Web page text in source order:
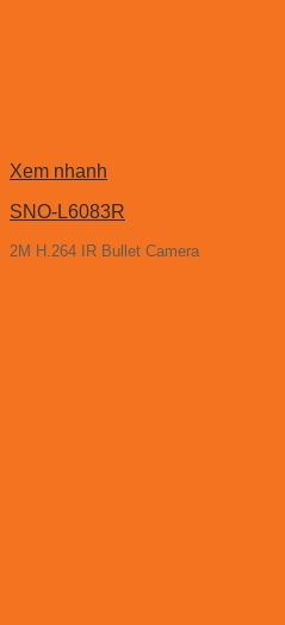
Xem nhanh
SNO-L6083R
2M H.264 IR Bullet Camera